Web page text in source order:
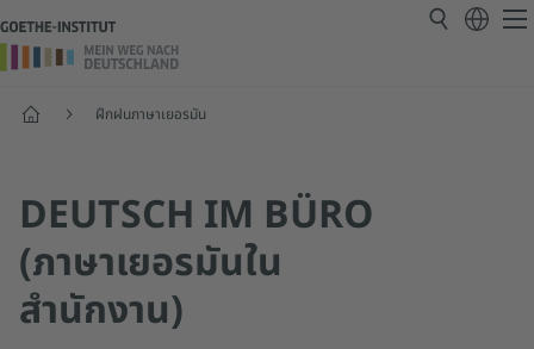
หน้าแรก ฝึกฝนภาษาเยอรมัน
DEUTSCH IM BÜRO
(ภาษาเยอรมันใน
สำนักงาน)